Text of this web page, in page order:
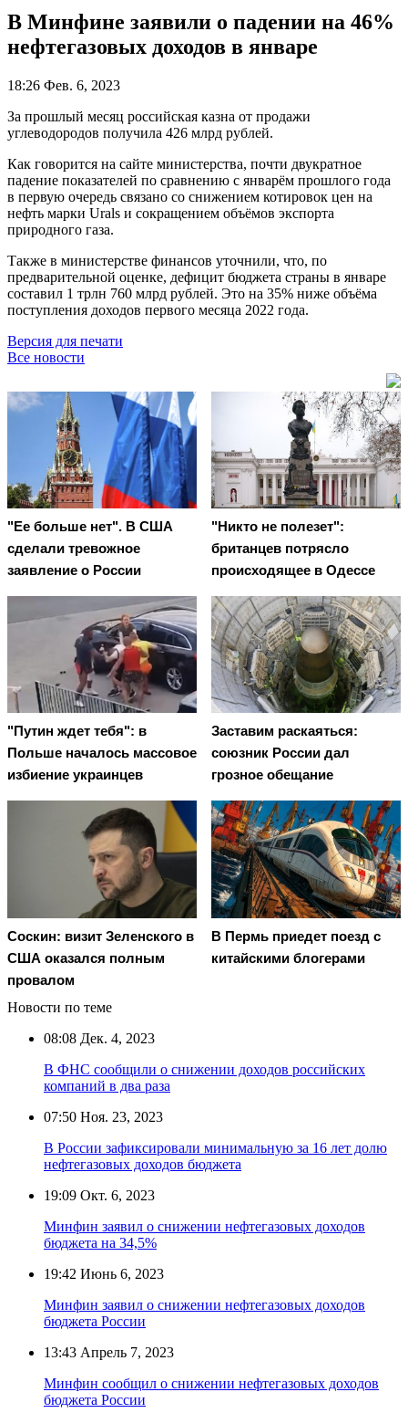
В Минфине заявили о падении на 46%
нефтегазовых доходов в январе
18:26 Фев. 6, 2023
За прошлый месяц российская казна от продажи
углеводородов получила 426 млрд рублей.
Как говорится на сайте министерства, почти двукратное
падение показателей по сравнению с январём прошлого года
в первую очередь связано со снижением котировок цен на
нефть марки Urals и сокращением объёмов экспорта
природного газа.
Также в министерстве финансов уточнили, что, по
предварительной оценке, дефицит бюджета страны в январе
составил 1 трлн 760 млрд рублей. Это на 35% ниже объёма
поступления доходов первого месяца 2022 года.
Версия для печати
Все новости
"Ее больше нет". В США
сделали тревожное
заявление о России
"Никто не полезет":
британцев потрясло
происходящее в Одессе
"Путин ждет тебя": в
Польше началось массовое
избиение украинцев
Заставим раскаяться:
союзник России дал
грозное обещание
Соскин: визит Зеленского в
США оказался полным
провалом
В Пермь приедет поезд с
китайскими блогерами
Новости по теме
08:08 Дек. 4, 2023
В ФНС сообщили о снижении доходов российских
компаний в два раза
07:50 Ноя. 23, 2023
В России зафиксировали минимальную за 16 лет долю
нефтегазовых доходов бюджета
19:09 Окт. 6, 2023
Минфин заявил о снижении нефтегазовых доходов
бюджета на 34,5%
19:42 Июнь 6, 2023
Минфин заявил о снижении нефтегазовых доходов
бюджета России
13:43 Апрель 7, 2023
Минфин сообщил о снижении нефтегазовых доходов
бюджета России